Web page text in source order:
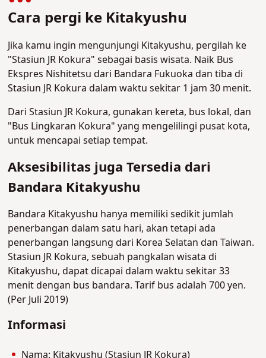
Cara pergi ke Kitakyushu
Jika kamu ingin mengunjungi Kitakyushu, pergilah ke
"Stasiun JR Kokura" sebagai basis wisata. Naik Bus
Ekspres Nishitetsu dari Bandara Fukuoka dan tiba di
Stasiun JR Kokura dalam waktu sekitar 1 jam 30 menit.
Dari Stasiun JR Kokura, gunakan kereta, bus lokal, dan
"Bus Lingkaran Kokura" yang mengelilingi pusat kota,
untuk mencapai setiap tempat.
Aksesibilitas juga Tersedia dari
Bandara Kitakyushu
Bandara Kitakyushu hanya memiliki sedikit jumlah
penerbangan dalam satu hari, akan tetapi ada
penerbangan langsung dari Korea Selatan dan Taiwan.
Stasiun JR Kokura, sebuah pangkalan wisata di
Kitakyushu, dapat dicapai dalam waktu sekitar 33
menit dengan bus bandara. Tarif bus adalah 700 yen.
(Per Juli 2019)
Informasi
Nama: Kitakyushu (Stasiun JR Kokura)